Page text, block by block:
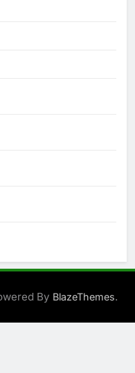
By BlazeThemes.